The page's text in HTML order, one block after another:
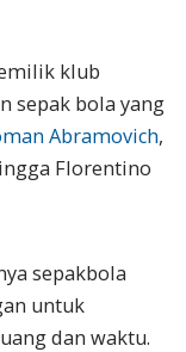
klub
sepak bola yang
Abramovich,
Florentino
sepakbola
untuk
dan waktu.